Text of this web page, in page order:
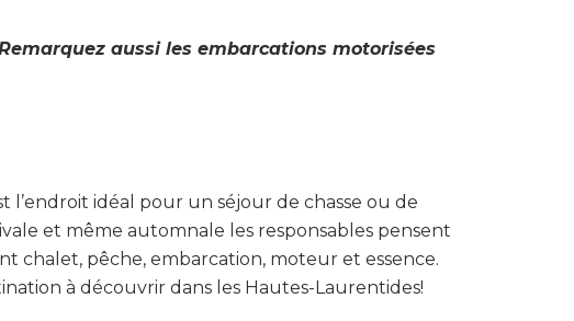
aussi les embarcations motorisées
l’endroit idéal pour un séjour de chasse ou de
et même automnale les responsables pensent
chalet, pêche, embarcation, moteur et essence.
à découvrir dans les Hautes-Laurentides!